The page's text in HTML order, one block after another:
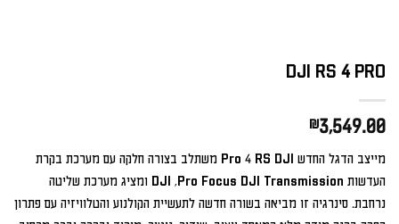
DJI RS 4 PRO
₪3,549.00
מייצב הדגל החדש Pro 4 RS DJI משתלב בצורה חלקה עם מערכת בקרת
העדשות DJI ,Pro Focus DJI Transmission ומציג מערכת שליטה
נרחבת. סינרגיה זו מביאה בשורה חדשה לתעשיית הקולנוע והטלוויזיה עם פתרון